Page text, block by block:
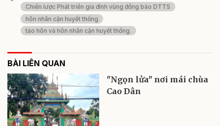
Chiến lược Phát triển gia đình vùng đồng bào DTTS
hôn nhân cận huyết thống
tảo hôn và hôn nhân cận huyết thống.
BÀI LIÊN QUAN
"Ngọn lửa" nơi mái chùa
Cao Dân